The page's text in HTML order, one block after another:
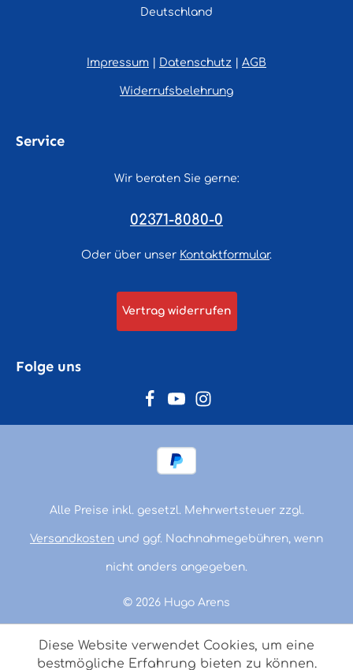
Deutschland
Impressum Datenschutz AGB
Widerrufsbelehrung
Service
Wir beraten Sie gerne:
02371-8080-0
Oder über unser Kontaktformular.
Vertrag widerrufen
Folge uns
© 2026 Hugo Arens
Alle Preise inkl. gesetzl. Mehrwertsteuer zzgl.
Versandkosten und ggf. Nachnahmegebühren, wenn
nicht anders angegeben.
Diese Website verwendet Cookies, um eine
bestmögliche Erfahrung bieten zu können.